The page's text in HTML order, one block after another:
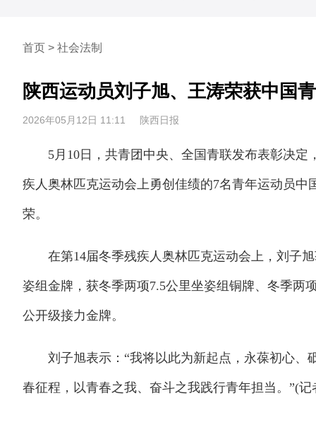
首页 > 社会法制
陕西运动员刘子旭、王涛荣获中国
2026年05月12日 11:11 陕西日报
5月10日，共青团中央、全国青联发布表彰决定
疾人奥林匹克运动会上勇创佳绩的7名青年运动员
荣。
在第14届冬季残疾人奥林匹克运动会上，刘子旭
姿组金牌，获冬季两项7.5公里坐姿组铜牌、冬季两
公开级接力金牌。
刘子旭表示：“我将以此为新起点，永葆初心、
春征程，以青春之我、奋斗之我践行青年担当。”(记